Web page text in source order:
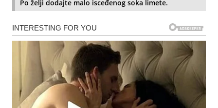
Po želji dodajte malo isceđenog soka limete.